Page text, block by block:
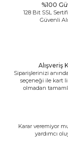
%100
128 Bit SSL
Güvenli
Alışveriş
Siparişlerinizi
seçeneği ile kart
olmadan
Karar veremiyor
yardımcı